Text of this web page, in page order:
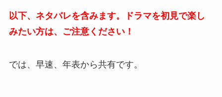
以下、ネタバレを含みます。ドラマを初見で楽し
みたい方は、ご注意ください！
では、早速、年表から共有です。